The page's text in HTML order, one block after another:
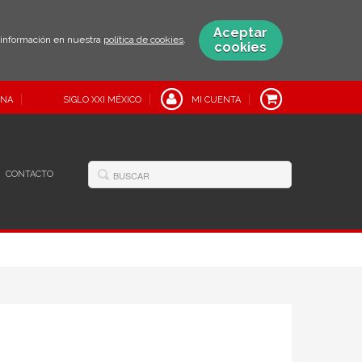
en nuestra política de cookies.
Aceptar
cookies
SIGLO XXI MÉXICO MI CUENTA
CONTACTO